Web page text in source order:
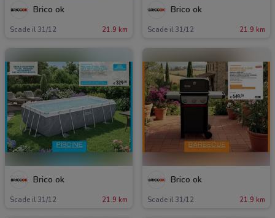
Brico ok
Scade il 31/12 21.9 km
Brico ok
Scade il 31/12 21.9 km
Brico ok
Scade il 31/12 21.9 km
Brico ok
Scade il 31/12 21.9 km